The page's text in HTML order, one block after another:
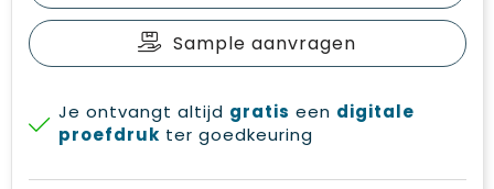
Sample aanvragen
Je ontvangt altijd gratis een digitale
proefdruk ter goedkeuring